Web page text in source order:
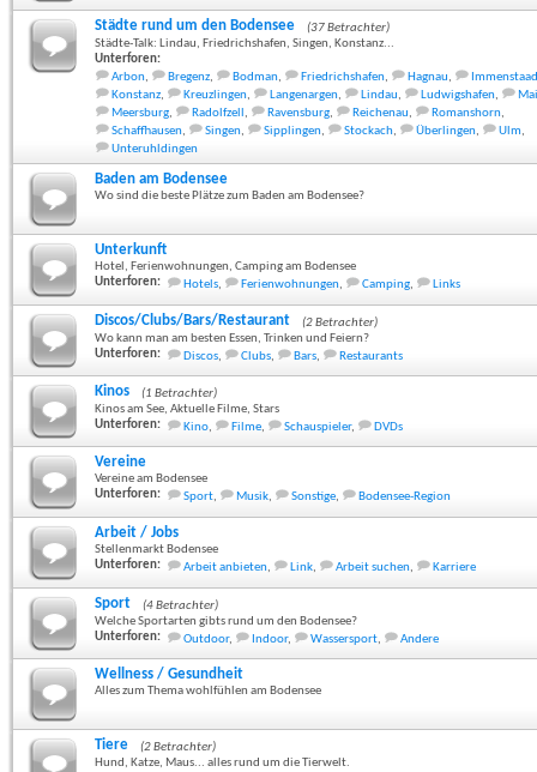
Städte rund um den Bodensee
(37 Betrachter)
Städte-Talk: Lindau, Friedrichshafen, Singen, Konstanz...
Unterforen:
Arbon, Bregenz, Bodman, Friedrichshafen, Hagnau,
Immenstaad
Konstanz, Kreuzlingen, Langenargen, Lindau, Ludwigshafen,
Meersburg, Radolfzell , Ravensburg, Reichenau, Romanshorn,
Schaffhausen, Singen, Sipplingen, Stockach, Überlingen, Ulm,
Unteruhldingen
Baden am Bodensee
Wo sind die beste Plätze zum Baden am Bodensee?
Unterkunft
Hotel, Ferienwohnungen, Camping am Bodensee
Unterforen:
Hotels, Ferienwohnungen, Camping, Links
Discos/Clubs/Bars/Restaurant
(2 Betrachter)
Wo kann man am besten Essen, Trinken und Feiern?
Unterforen:
Discos, Clubs, Bars, Restaurants
Kinos
(1 Betrachter)
Kinos am See, Aktuelle Filme, Stars
Unterforen:
Kino, Filme, Schauspieler, DVDs
Vereine
Vereine am Bodensee
Unterforen:
Sport, Musik, Sonstige, Bodensee-Region
Arbeit / Jobs
Stellenmarkt Bodensee
Unterforen:
Arbeit anbieten, Link, Arbeit suchen, Karriere
Sport
(4 Betrachter)
Welche Sportarten gibts rund um den Bodensee?
Unterforen:
Outdoor, Indoor, Wassersport, Andere
Wellness / Gesundheit
Alles zum Thema wohlfühlen am Bodensee
Tiere
(2 Betrachter)
Hund, Katze, Maus... alles rund um die Tierwelt.